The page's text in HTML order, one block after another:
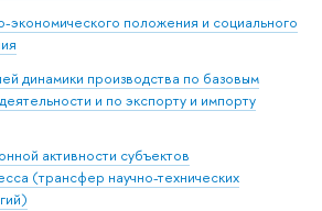
экономического положения и социального
динамики производства по базовым
и по экспорту и импорту
активности субъектов
(трансфер научно-технических